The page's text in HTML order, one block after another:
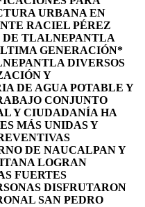
URBANA EN
RACIEL PÉREZ
TLALNEPANTLA
GENERACIÓN*
DIVERSOS
Y
DE AGUA POTABLE Y
CONJUNTO
Y CIUDADANÍA HA
MÁS UNIDAS Y
DE NAUCALPAN Y
LOGRAN
FUERTES
DISFRUTARON
SAN PEDRO